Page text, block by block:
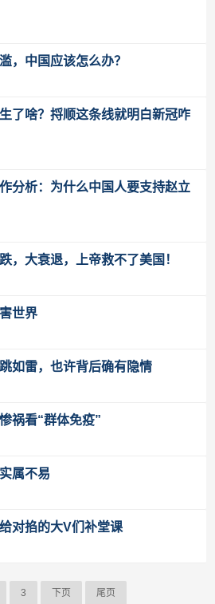
，中国应该怎么办？
了啥？捋顺这条线就明白新冠咋
分析：为什么中国人要支持赵立
，大衰退，上帝救不了美国！
世界
如雷，也许背后确有隐情
祸看“群体免疫”
属不易
对掐的大V们补堂课
3 下页 尾页